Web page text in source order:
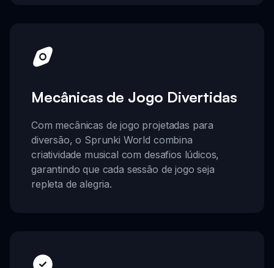
Mecânicas de Jogo Divertidas
Com mecânicas de jogo projetadas para
diversão, o Sprunki World combina
criatividade musical com desafios lúdicos,
garantindo que cada sessão de jogo seja
repleta de alegria.